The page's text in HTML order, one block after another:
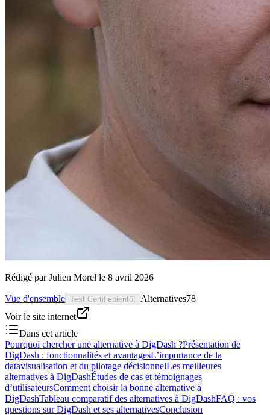
Rédigé par Julien Morel le 8 avril 2026
Vue d'ensemble Test Certifiébientôt Alternatives78
Voir le site internet
Dans cet article
Pourquoi chercher une alternative à DigDash ?Présentation de
DigDash : fonctionnalités et avantagesL’importance de la
datavisualisation et du pilotage décisionnelLes meilleures
alternatives à DigDashÉtudes de cas et témoignages
d’utilisateursComment choisir la bonne alternative à
DigDashTableau comparatif des alternatives à DigDashFAQ : vos
questions sur DigDash et ses alternativesConclusion